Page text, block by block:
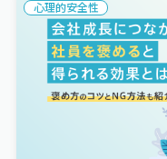
ワー
心理的安全性